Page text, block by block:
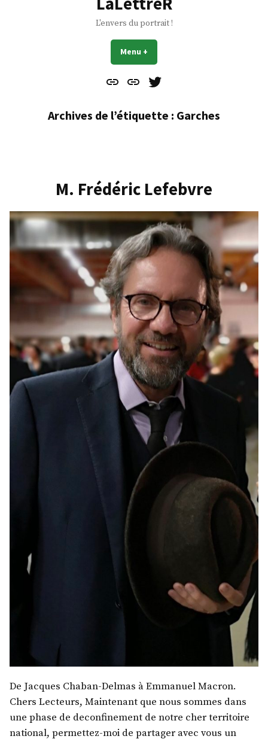
L'envers du portrait !
Menu +
Contact
À
Mes
Archives de l’étiquette : Garches
M. Frédéric Lefebvre
De Jacques Chaban-Delmas à Emmanuel Macron.
Chers Lecteurs, Maintenant que nous sommes dans
une phase de deconfinement de notre cher territoire
national, permettez-moi de partager avec vous un